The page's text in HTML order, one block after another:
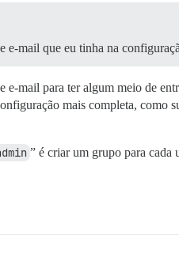
e-mail que eu tinha na
e-mail para ter algum meio de
mais completa, como
” é criar um grupo para cada